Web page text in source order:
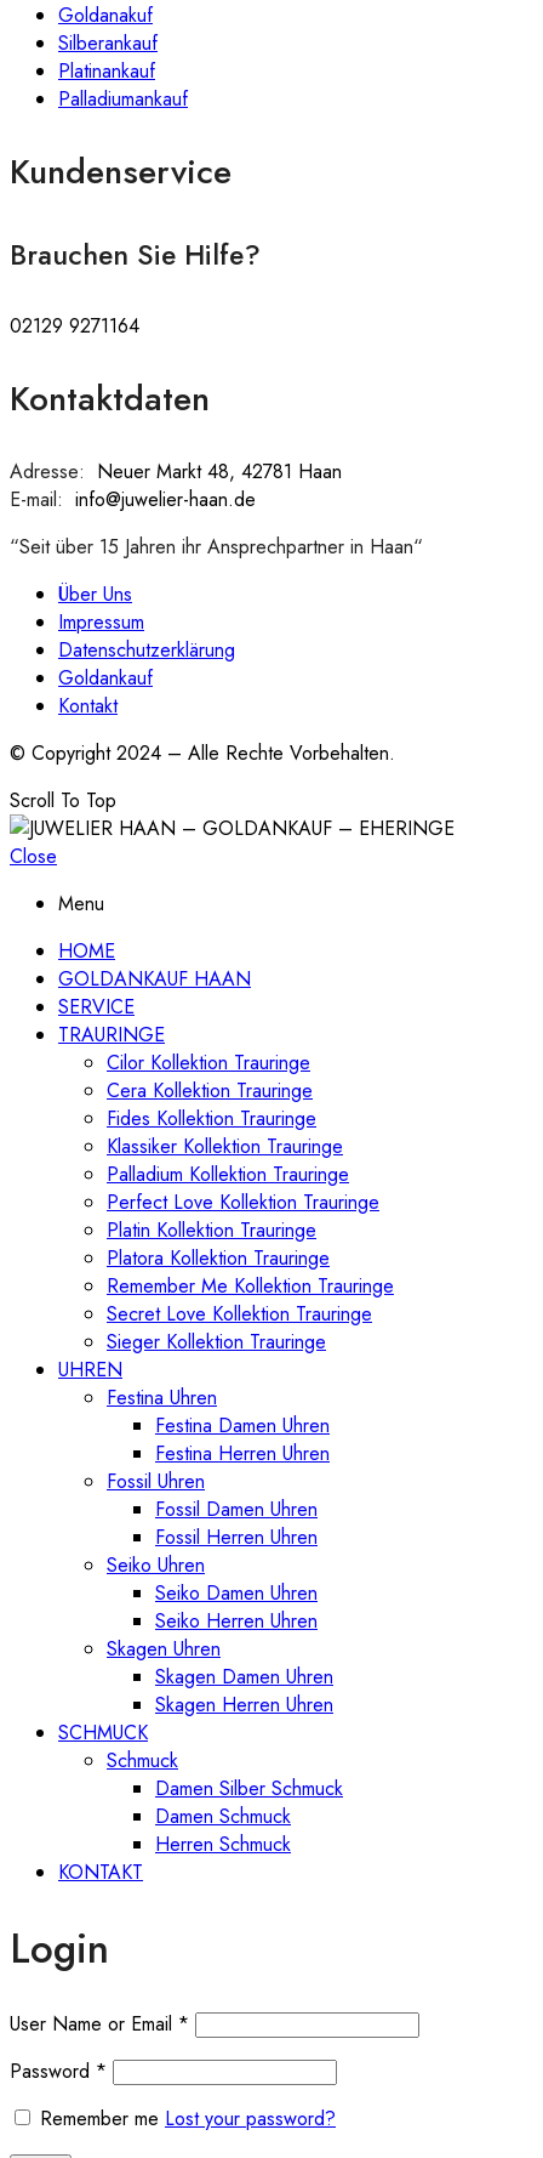
Goldanakuf
Silberankauf
Platinankauf
Palladiumankauf
Kundenservice
Brauchen Sie Hilfe?
02129 9271164
Kontaktdaten
Adresse: Neuer Markt 48, 42781 Haan
E-mail: info@juwelier-haan.de
“Seit über 15 Jahren ihr Ansprechpartner in Haan“
Über Uns
Impressum
Datenschutzerklärung
Goldankauf
Kontakt
© Copyright 2024 – Alle Rechte Vorbehalten.
Scroll To Top
Close
Menu
HOME
GOLDANKAUF HAAN
SERVICE
TRAURINGE
Cilor Kollektion Trauringe
Cera Kollektion Trauringe
Fides Kollektion Trauringe
Klassiker Kollektion Trauringe
Palladium Kollektion Trauringe
Perfect Love Kollektion Trauringe
Platin Kollektion Trauringe
Platora Kollektion Trauringe
Remember Me Kollektion Trauringe
Secret Love Kollektion Trauringe
Sieger Kollektion Trauringe
UHREN
Festina Uhren
Festina Damen Uhren
Festina Herren Uhren
Fossil Uhren
Fossil Damen Uhren
Fossil Herren Uhren
Seiko Uhren
Seiko Damen Uhren
Seiko Herren Uhren
Skagen Uhren
Skagen Damen Uhren
Skagen Herren Uhren
SCHMUCK
Schmuck
Damen Silber Schmuck
Damen Schmuck
Herren Schmuck
KONTAKT
Login
User Name or Email *
Password *
Remember me Lost your password?